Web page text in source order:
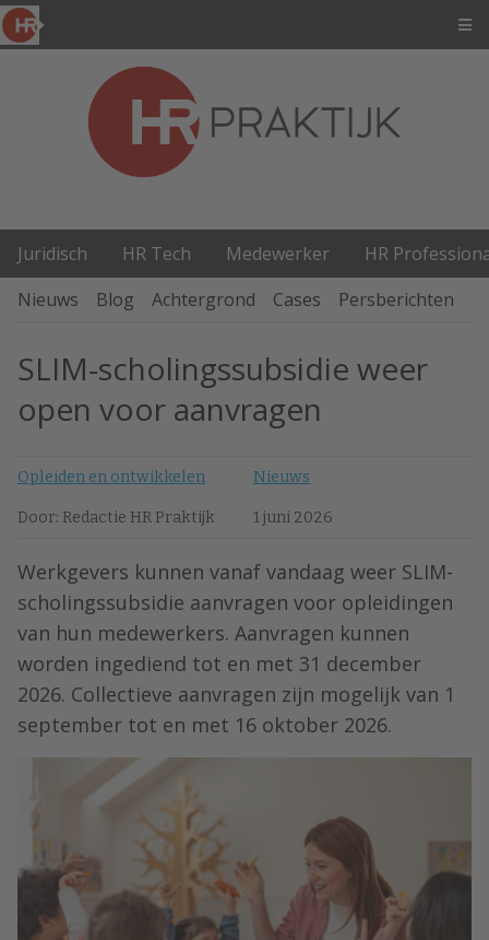
Juridisch HR Tech Medewerker
HR
Nieuws
Blog Achtergrond Cases Persberichten
SLIM-scholingssubsidie weer
open voor aanvragen
Opleiden en ontwikkelen Nieuws
Door: Redactie HR Praktijk 1 juni 2026
Werkgevers kunnen vanaf vandaag weer SLIM-
scholingssubsidie aanvragen voor opleidingen
van hun medewerkers. Aanvragen kunnen
worden ingediend tot en met 31 december
2026. Collectieve aanvragen zijn mogelijk van 1
september tot en met 16 oktober 2026.